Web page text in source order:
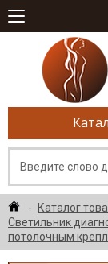
Каталог
Светильник
потолочным